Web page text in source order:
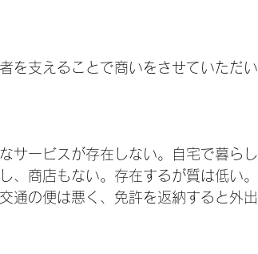
を支えることで商いをさせていただい
サービスが存在しない。自宅で暮らし
、商店もない。存在するが質は低い。
通の便は悪く、免許を返納すると外出